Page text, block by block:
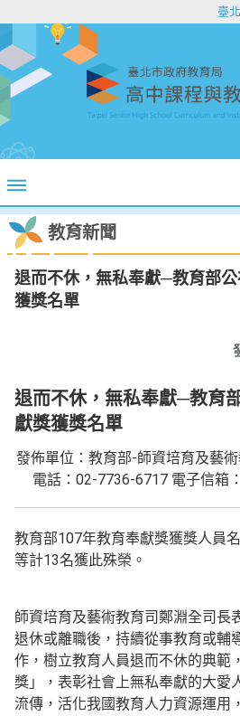
臺
教育新聞
退而不休，無私奉獻─教育部
獲獎名單
退而不休，無私奉獻─教育
獻獎獲獎名單
發佈單位：教育部-師資培育及藝
電話：02-7736-6717 電子信箱
教育部107年教育奉獻獎獲獎人員
等計13名獲此殊榮。
師資培育及藝術教育司鄭淵全司長
退休或離職後，持續從事教育或輔
作，樹立教育人員退而不休的典範
獎」，表彰社會上無私奉獻的大愛
流傳，活化我國教育人力資源運用